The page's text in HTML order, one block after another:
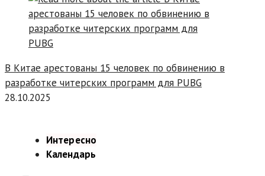
В Китае арестованы 15 человек по обвинению в
разработке читерских программ для PUBG
28.10.2025
Интересно
Календарь